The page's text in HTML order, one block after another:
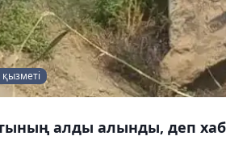
алды алынды, деп